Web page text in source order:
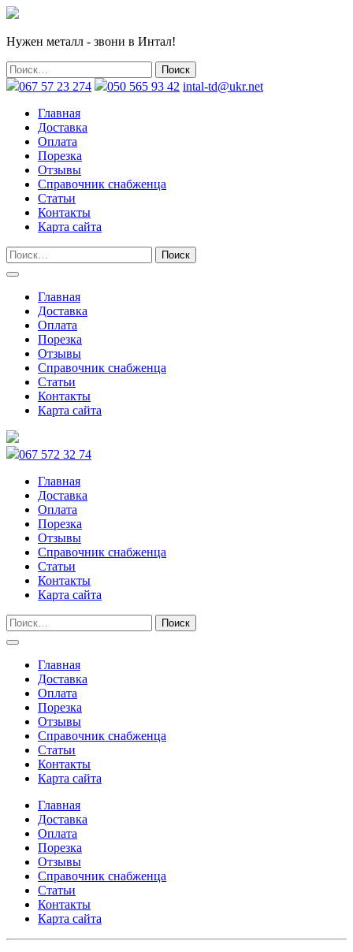
Нужен металл - звони в Интал!
067 57 23 274 050 565 93 42 intal-td@ukr.net
Главная
Доставка
Оплата
Порезка
Отзывы
Справочник снабженца
Статьи
Контакты
Карта сайта
Главная
Доставка
Оплата
Порезка
Отзывы
Справочник снабженца
Статьи
Контакты
Карта сайта
067 572 32 74
Главная
Доставка
Оплата
Порезка
Отзывы
Справочник снабженца
Статьи
Контакты
Карта сайта
Главная
Доставка
Оплата
Порезка
Отзывы
Справочник снабженца
Статьи
Контакты
Карта сайта
Главная
Доставка
Оплата
Порезка
Отзывы
Справочник снабженца
Статьи
Контакты
Карта сайта